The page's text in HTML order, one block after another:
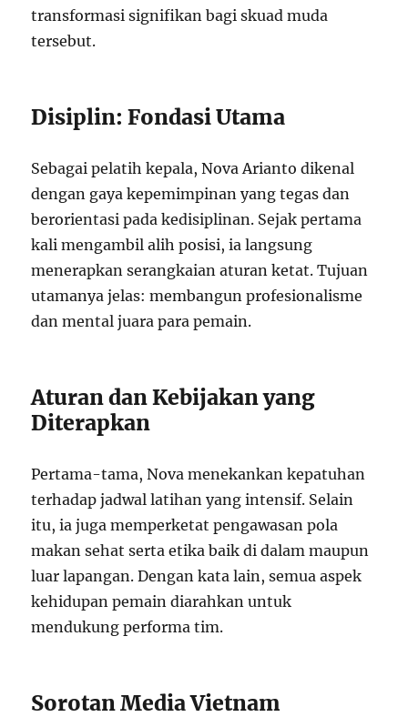
transformasi signifikan bagi skuad muda
tersebut.
Disiplin: Fondasi Utama
Sebagai pelatih kepala, Nova Arianto dikenal
dengan gaya kepemimpinan yang tegas dan
berorientasi pada kedisiplinan. Sejak pertama
kali mengambil alih posisi, ia langsung
menerapkan serangkaian aturan ketat. Tujuan
utamanya jelas: membangun profesionalisme
dan mental juara para pemain.
Aturan dan Kebijakan yang
Diterapkan
Pertama-tama, Nova menekankan kepatuhan
terhadap jadwal latihan yang intensif. Selain
itu, ia juga memperketat pengawasan pola
makan sehat serta etika baik di dalam maupun
luar lapangan. Dengan kata lain, semua aspek
kehidupan pemain diarahkan untuk
mendukung performa tim.
Sorotan Media Vietnam